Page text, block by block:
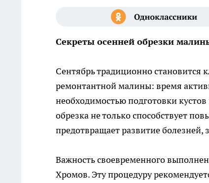
Секреты осенней обрезки
Сентябрь традиционно становится
ремонтантной малины: время
необходимостью подготовки
обрезка не только способствует
предотвращает развитие
Важность своевременного
Хромов. Эту процедуру